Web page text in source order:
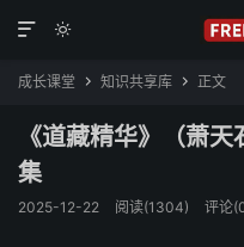


成长课堂  知识共享库  正文
《道藏精华》（萧
集
2025-12-22 阅读(1304) 评论